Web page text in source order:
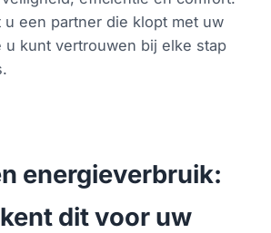
u een partner die klopt met uw
u kunt vertrouwen bij elke stap
energieverbruik:
dit voor uw